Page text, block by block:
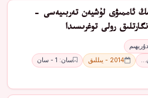
ئاممىۋى لۇشيەن تەربىيەسى -
رولى توغرىسىدا
2014 - يىللىق
سان: 1 - سان